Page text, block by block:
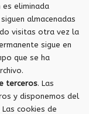
eliminada
almacenadas
visitas otra vez la
sigue en
que se ha
terceros. Las
y disponemos del
cookies de